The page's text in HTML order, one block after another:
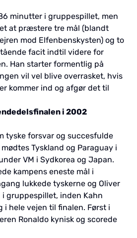
minutter i gruppespillet, men
at præstere tre mål (blandt
mod Elfenbenskysten) og to
facit indtil videre for
Han starter formentlig på
vil vel blive overrasket, hvis
kommer ind og afgør det til
i 2002
tyske forsvar og succesfulde
Tyskland og Paraguay i
VM i Sydkorea og Japan.
kampens eneste mål i
lukkede tyskerne og Oliver
i gruppespillet, inden Kahn
hele vejen til finalen. Først i
Ronaldo kynisk og scorede